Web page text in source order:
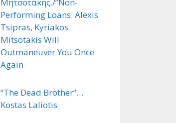
Μητσοτάκης./”Non-
Performing Loans: Alexis
Tsipras, Kyriakos
Mitsotakis Will
Outmaneuver You Once
Again
“The Dead Brother”…
Kostas Laliotis